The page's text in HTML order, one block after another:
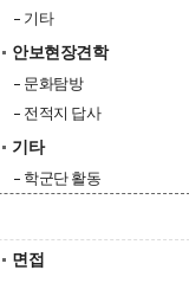
기타
안보현장견학
문화탐방
전적지 답사
기타
학군단 활동
면접